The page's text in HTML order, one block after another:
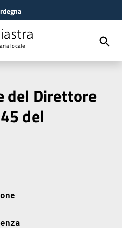
locale
del Direttore
del